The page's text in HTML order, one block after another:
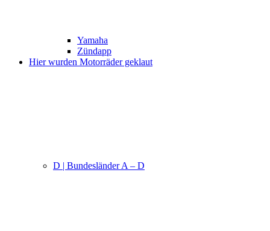
Yamaha
Zündapp
Hier wurden Motorräder geklaut
D | Bundesländer A – D